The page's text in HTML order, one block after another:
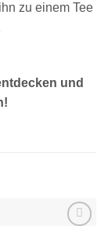
zu einem Tee
und